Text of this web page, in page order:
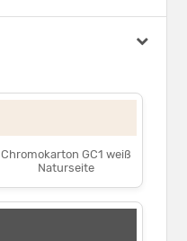
Chromokarton GC1 weiß
Naturseite